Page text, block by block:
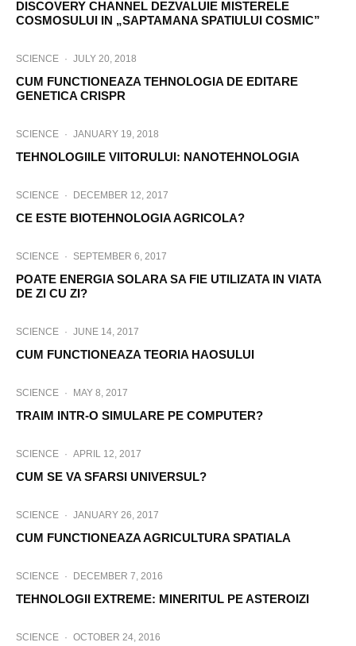
DISCOVERY CHANNEL DEZVALUIE MISTERELE
COSMOSULUI IN „SAPTAMANA SPATIULUI COSMIC”
SCIENCE · JULY 20, 2018
CUM FUNCTIONEAZA TEHNOLOGIA DE EDITARE
GENETICA CRISPR
SCIENCE · JANUARY 19, 2018
TEHNOLOGIILE VIITORULUI: NANOTEHNOLOGIA
SCIENCE · DECEMBER 12, 2017
CE ESTE BIOTEHNOLOGIA AGRICOLA?
SCIENCE · SEPTEMBER 6, 2017
POATE ENERGIA SOLARA SA FIE UTILIZATA IN VIATA
DE ZI CU ZI?
SCIENCE · JUNE 14, 2017
CUM FUNCTIONEAZA TEORIA HAOSULUI
SCIENCE · MAY 8, 2017
TRAIM INTR-O SIMULARE PE COMPUTER?
SCIENCE · APRIL 12, 2017
CUM SE VA SFARSI UNIVERSUL?
SCIENCE · JANUARY 26, 2017
CUM FUNCTIONEAZA AGRICULTURA SPATIALA
SCIENCE · DECEMBER 7, 2016
TEHNOLOGII EXTREME: MINERITUL PE ASTEROIZI
SCIENCE · OCTOBER 24, 2016